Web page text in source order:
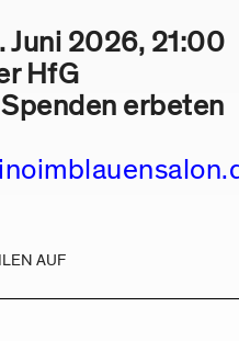
Juni 2026, 21:00
HfG
erbeten
AUF